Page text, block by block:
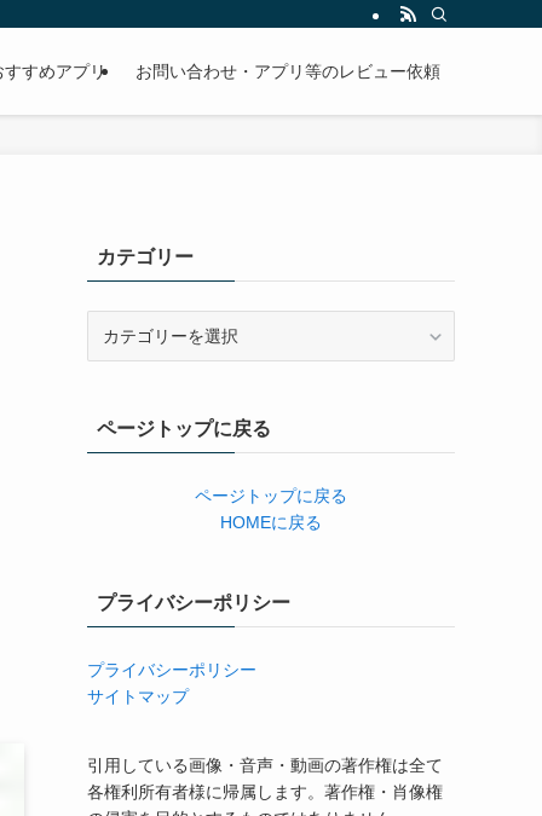
すすめアプリ お問い合わせ・アプリ等のレビュー依頼
カテゴリー
ーページトップに戻る
ページトップに戻る
HOMEに戻る
プライバシーポリシー
プライバシーポリシー
サイトマップ
引用している画像・音声・動画の著作権は全て
各権利所有者様に帰属します。著作権・肖像権